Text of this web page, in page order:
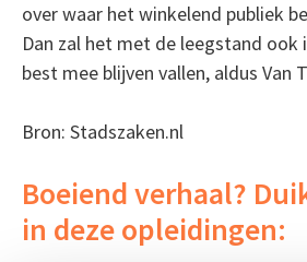
over waar het winkelend publiek
Dan zal het met de leegstand
best mee blijven vallen, aldus Van
Bron: Stadszaken.nl
Boeiend verhaal?
in deze opleidingen: